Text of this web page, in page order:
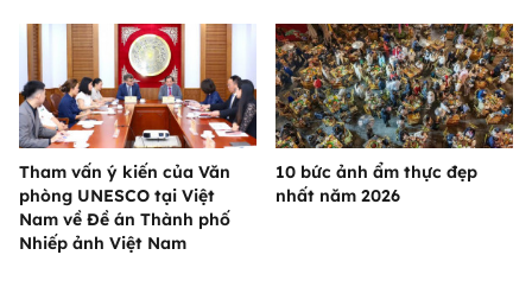
Tham vấn ý kiến của Văn
phòng UNESCO tại Việt
Nam về Đề án Thành phố
Nhiếp ảnh Việt Nam
10 bức ảnh ẩm thực đẹp
nhất năm 2026